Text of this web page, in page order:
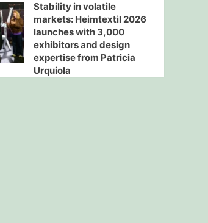
Stability in volatile
markets: Heimtextil 2026
launches with 3,000
exhibitors and design
expertise from Patricia
Urquiola